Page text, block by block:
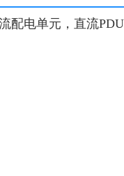
配电单元，直流